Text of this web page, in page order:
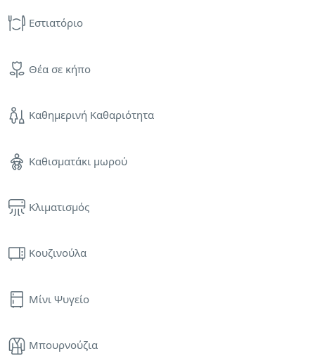
Εστιατόριο
Θέα σε κήπο
Καθημερινή Καθαριότητα
Καθισματάκι μωρού
Κλιματισμός
Κουζινούλα
Μίνι Ψυγείο
Μπουρνούζια